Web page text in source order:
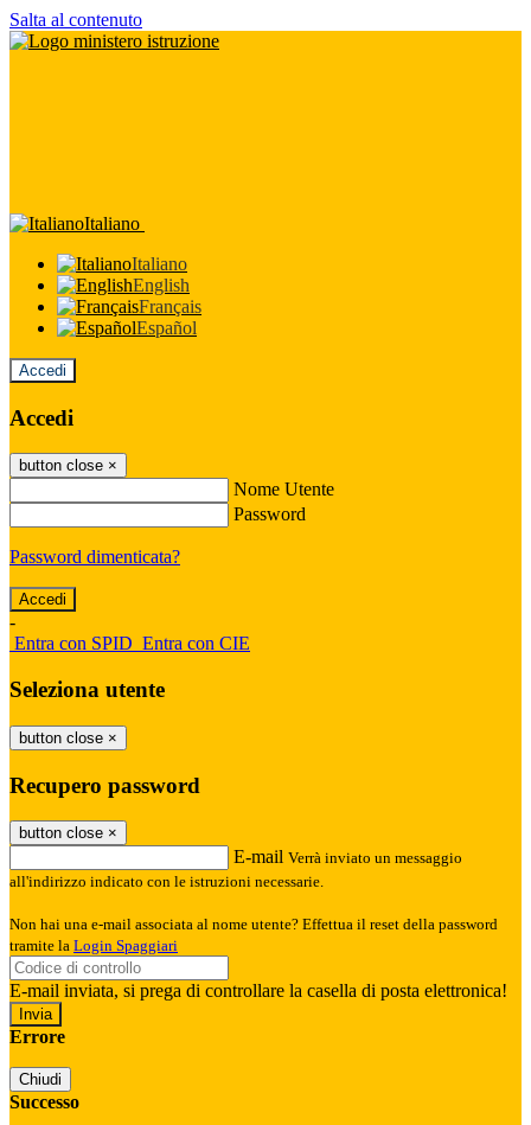
Salta al contenuto
Italiano
Italiano
English
Français
Español
Accedi
Accedi
button close ×
Nome Utente
Password
Password dimenticata?
-
Entra con SPID Entra con CIE
Seleziona utente
button close ×
Recupero password
button close ×
E-mail Verrà inviato un messaggio
all'indirizzo indicato con le istruzioni necessarie.
Non hai una e-mail associata al nome utente? Effettua il reset della password
tramite la Login Spaggiari
E-mail inviata, si prega di controllare la casella di posta elettronica!
Errore
Chiudi
Successo